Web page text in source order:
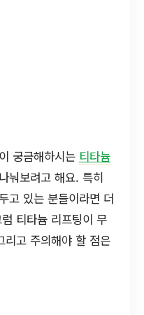
궁금해하시는 티타늄
눠보려고 해요. 특히
고 있는 분들이라면 더
티타늄 리프팅이 무
리고 주의해야 할 점은